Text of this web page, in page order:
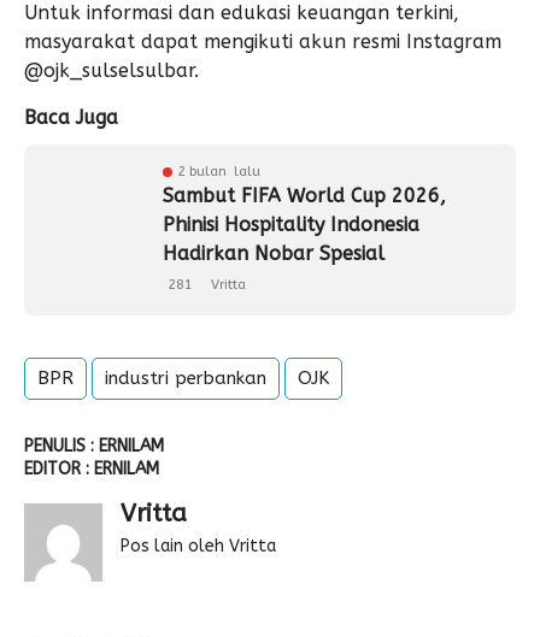
Untuk informasi dan edukasi keuangan terkini,
masyarakat dapat mengikuti akun resmi Instagram
@ojk_sulselsulbar.
Baca Juga
2 bulan lalu
Sambut FIFA World Cup 2026,
Phinisi Hospitality Indonesia
Hadirkan Nobar Spesial
281 Vritta
BPR industri perbankan OJK
PENULIS : ERNILAM
EDITOR : ERNILAM
Vritta
Pos lain oleh Vritta